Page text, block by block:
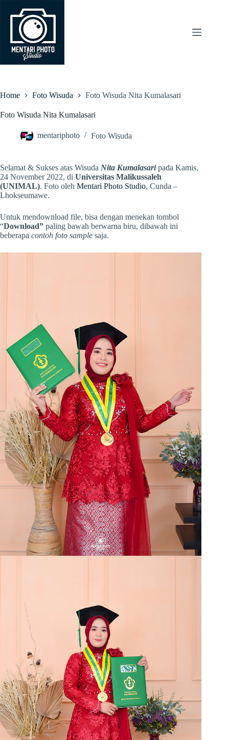
content
Home Foto Wisuda Foto Wisuda Nita Kumalasari
Foto Wisuda Nita Kumalasari
mentariphoto Foto Wisuda
Selamat & Sukses atas Wisuda Nita Kumalasari pada Kamis,
24 November 2022, di Universitas Malikussaleh
(UNIMAL). Foto oleh Mentari Photo Studio, Cunda –
Lhokseumawe.
Untuk mendownload file, bisa dengan menekan tombol
“Download” paling bawah berwarna biru, dibawah ini
beberapa contoh foto sample saja.